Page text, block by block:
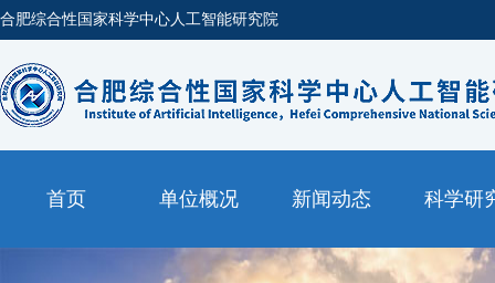
合肥综合性国家科学中心人工智能研究院
首页 单位概况 新闻动态 科学研